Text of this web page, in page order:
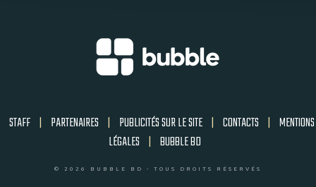
STAFF | PARTENAIRES | PUBLICITÉS SUR LE SITE | CONTACTS | MENTIONS
LÉGALES | BUBBLE BD
© 2026 BUBBLE BD - TOUS DROITS RÉSERVÉS